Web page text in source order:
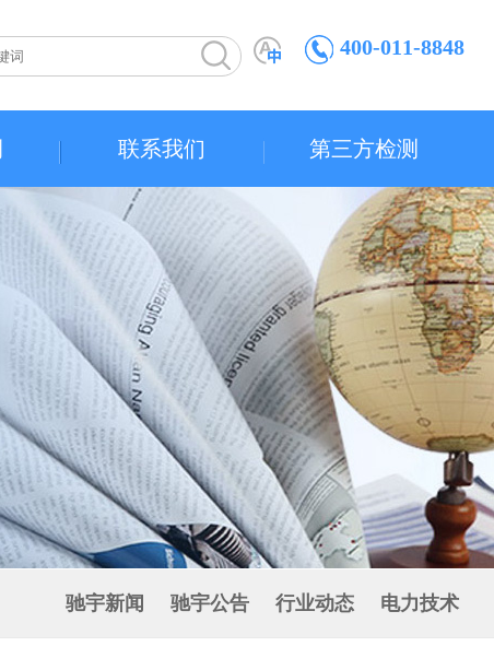
400-011-8848
联系我们 第三方检测
驰宇新闻 驰宇公告 行业动态 电力技术